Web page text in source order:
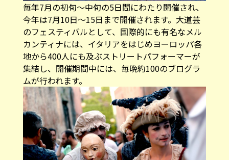
毎年7月の初旬～中旬の5日間にわたり開催され、
今年は7月10日〜15日まで開催されます。大道芸
のフェスティバルとして、国際的にも有名なメル
カンティナには、イタリアをはじめヨーロッパ各
地から400人にも及ぶストリートパフォーマーが
集結し、開催期間中には、毎晩約100のブログラ
ムが行われます。